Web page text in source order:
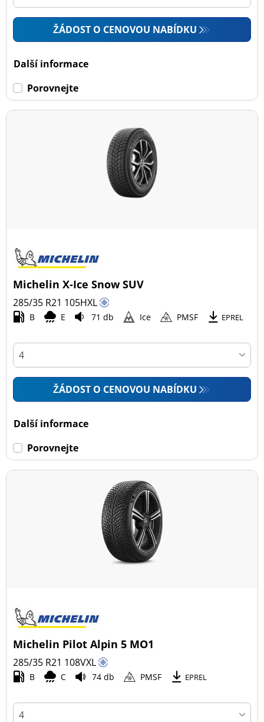
ŽÁDOST O CENOVOU NABÍDKU
Další informace
Porovnejte
Michelin X-Ice Snow SUV
285/35 R21 105HXL
B E 71 db Ice PMSF EPREL
ŽÁDOST O CENOVOU NABÍDKU
Další informace
Porovnejte
Michelin Pilot Alpin 5 MO1
285/35 R21 108VXL
B C 74 db PMSF EPREL